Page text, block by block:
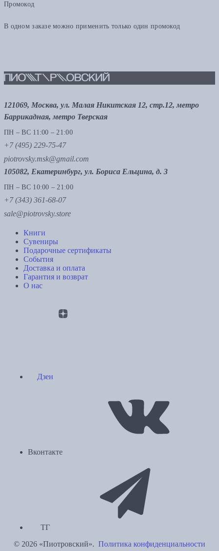
Промокод
В одном заказе можно применить только один промокод
121069, Москва, ул. Малая Никитская 12, стр.12, метро
Баррикадная, метро Тверская
ПН – ВС 11:00 – 21:00
+7 (495) 229-75-47
piotrovsky.msk@gmail.com
105082, Екатеринбург, ул. Бориса Ельцина, д. 3
ПН – ВС 10:00 – 21:00
+7 (343) 361-68-07
sale@piotrovsky.store
Книги
Сувениры
Подарочные сертификаты
События
Доставка и оплата
Гарантия и возврат
О нас
Дзен
Вконтакте
ТГ
© 2026 «Пиотровский». Политика конфиденциальности